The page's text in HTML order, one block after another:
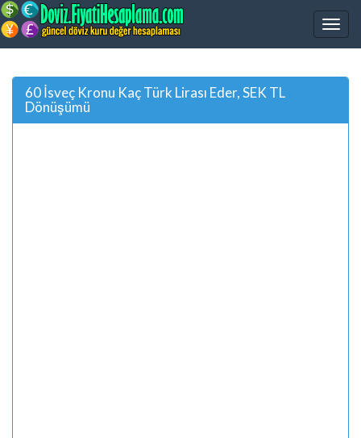
60 İsveç Kronu Kaç Türk Lirası Eder, SEK TL
Dönüşümü